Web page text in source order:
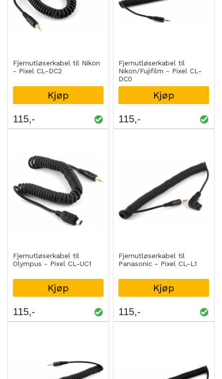
Fjernutløserkabel til Nikon
- Pixel CL-DC2
Kjøp
115
Fjernutløserkabel til
Nikon/Fujifilm - Pixel CL-
DC0
Kjøp
115
Fjernutløserkabel til
Olympus - Pixel CL-UC1
Kjøp
115
Fjernutløserkabel til
Panasonic - Pixel CL-L1
Kjøp
115